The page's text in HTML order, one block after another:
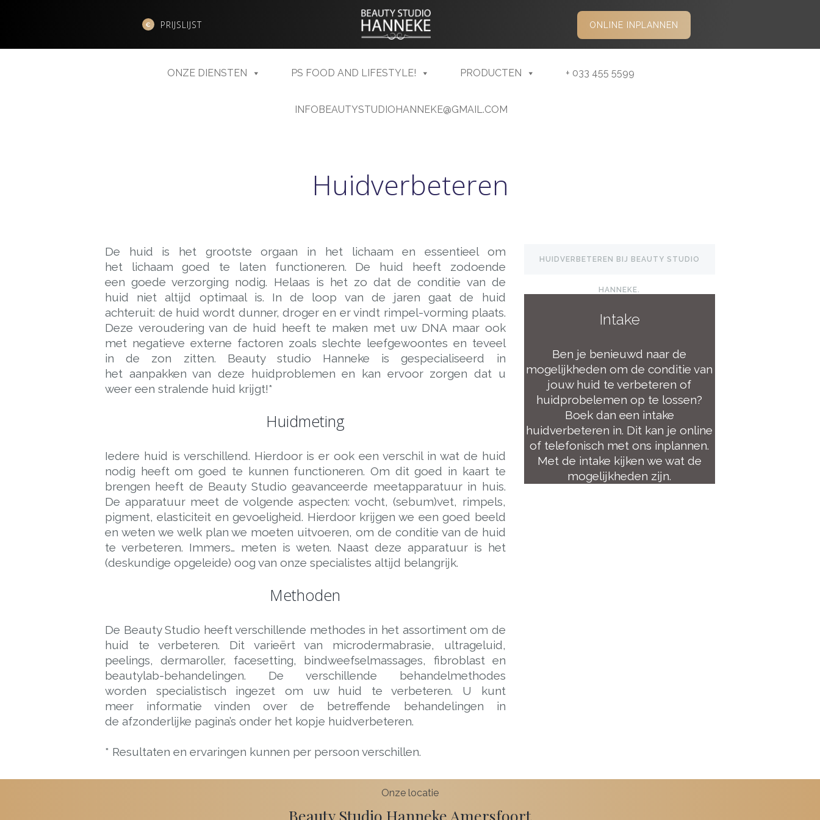
PRIJSLIJST ONLINE INPLANNEN
ONZE DIENSTEN PS FOOD AND LIFESTYLE! PRODUCTEN + 033 455 5599
INFOBEAUTYSTUDIOHANNEKE@GMAIL.COM
Huidverbeteren
De huid is het grootste orgaan in het lichaam en essentieel om
het lichaam goed te laten functioneren. De huid heeft zodoende
een goede verzorging nodig. Helaas is het zo dat de conditie van de
huid niet altijd optimaal is. In de loop van de jaren gaat de huid
achteruit: de huid wordt dunner, droger en er vindt rimpel-vorming plaats.
Deze veroudering van de huid heeft te maken met uw DNA maar ook
met negatieve externe factoren zoals slechte leefgewoontes en teveel
in de zon zitten. Beauty studio Hanneke is gespecialiseerd in
het aanpakken van deze huidproblemen en kan ervoor zorgen dat u
weer een stralende huid krijgt!*
Huidmeting
Iedere huid is verschillend. Hierdoor is er ook een verschil in wat de huid
nodig heeft om goed te kunnen functioneren. Om dit goed in kaart te
brengen heeft de Beauty Studio geavanceerde meetapparatuur in huis.
De apparatuur meet de volgende aspecten: vocht, (sebum)vet, rimpels,
pigment, elasticiteit en gevoeligheid. Hierdoor krijgen we een goed beeld
en weten we welk plan we moeten uitvoeren, om de conditie van de huid
te verbeteren. Immers… meten is weten. Naast deze apparatuur is het
(deskundige opgeleide) oog van onze specialistes altijd belangrijk.
Methoden
De Beauty Studio heeft verschillende methodes in het assortiment om de
huid te verbeteren. Dit varieërt van microdermabrasie, ultrageluid,
peelings, dermaroller, facesetting, bindweefselmassages, fibroblast en
beautylab-behandelingen. De verschillende behandelmethodes
worden specialistisch ingezet om uw huid te verbeteren. U kunt
meer informatie vinden over de betreffende behandelingen in
de afzonderlijke pagina’s onder het kopje huidverbeteren.
* Resultaten en ervaringen kunnen per persoon verschillen.
HUIDVERBETEREN BIJ BEAUTY STUDIO
HANNEKE.
Intake
Ben je benieuwd naar de
mogelijkheden om de conditie van
jouw huid te verbeteren of
huidprobelemen op te lossen?
Boek dan een intake
huidverbeteren in. Dit kan je online
of telefonisch met ons inplannen.
Met de intake kijken we wat de
mogelijkheden zijn.
Onze locatie
Beauty Studio Hanneke Amersfoort